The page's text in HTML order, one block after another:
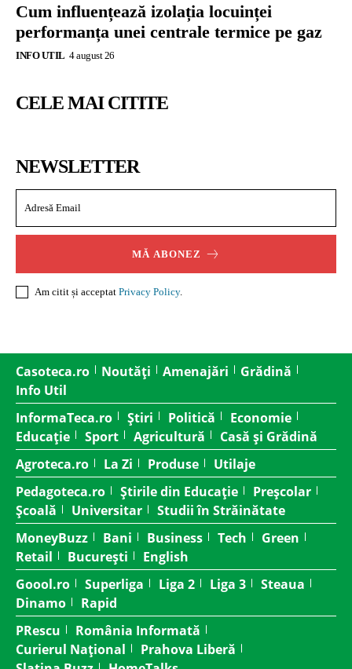
Cum influențează izolația locuinței
performanța unei centrale termice pe gaz
INFO UTIL 4 august 26
CELE MAI CITITE
NEWSLETTER
MĂ ABONEZ
Am citit și acceptat Privacy Policy.
Casoteca.ro Noutăți Amenajări
Grădină
Info Util
InformaTeca.ro
Știri Politică
Economie
Educație
Sport Agricultură
Casă și Grădină
Agroteca.ro
La Zi Produse
Utilaje
Pedagoteca.ro
Știrile din Educație
Preșcolar
Școală
Universitar
Studii în Străinătate
MoneyBuzz
Bani Business Tech
Green
Retail
București
English
Goool.ro
Superliga Liga 2 Liga 3
Steaua
Dinamo
Rapid
PRescu
România Informată
Curierul Național
Prahova Liberă